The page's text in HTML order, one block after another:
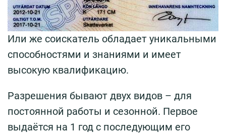
Или же соискатель обладает уникальными
способностями и знаниями и имеет
высокую квалификацию.
Разрешения бывают двух видов – для
постоянной работы и сезонной. Первое
выдаётся на 1 год с последующим его